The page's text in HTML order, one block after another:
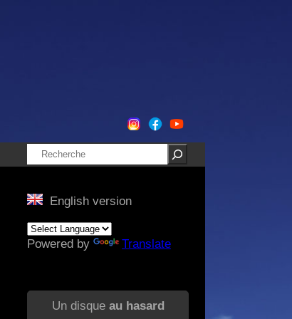
Rechercher
English version
Powered by Translate
Un disque au hasard